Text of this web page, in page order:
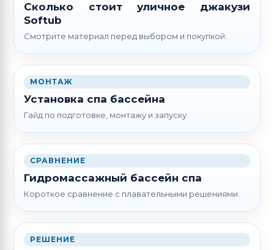
Сколько стоит уличное джакузи
Softub
Смотрите материал перед выбором и покупкой.
МОНТАЖ
Установка спа бассейна
Гайд по подготовке, монтажу и запуску.
СРАВНЕНИЕ
Гидромассажный бассейн спа
Короткое сравнение с плавательными решениями.
РЕШЕНИЕ